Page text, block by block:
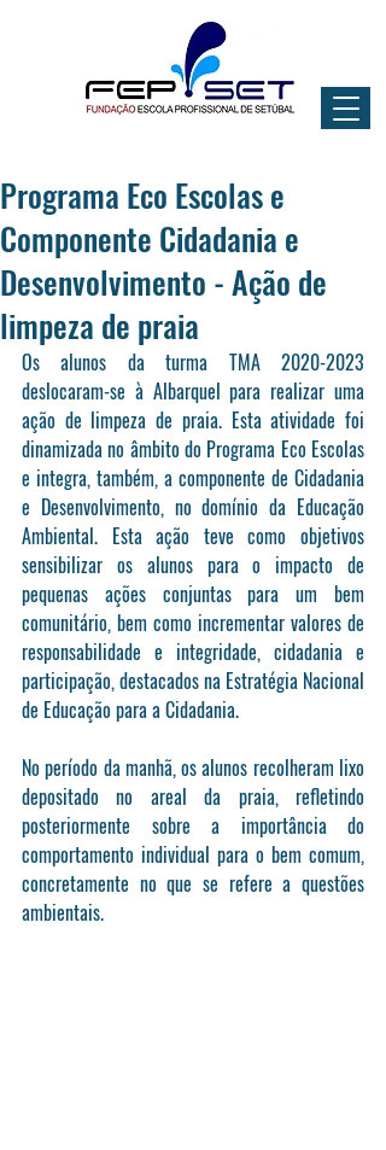
Programa Eco Escolas e
Componente Cidadania e
Desenvolvimento - Ação de
limpeza de praia
Os alunos da turma TMA 2020-2023
deslocaram-se à Albarquel para realizar uma
ação de limpeza de praia. Esta atividade foi
dinamizada no âmbito do Programa Eco Escolas
e integra, também, a componente de Cidadania
e Desenvolvimento, no domínio da Educação
Ambiental. Esta ação teve como objetivos
sensibilizar os alunos para o impacto de
pequenas ações conjuntas para um bem
comunitário, bem como incrementar valores de
responsabilidade e integridade, cidadania e
participação, destacados na Estratégia Nacional
de Educação para a Cidadania.
No período da manhã, os alunos recolheram lixo
depositado no areal da praia, refletindo
posteriormente sobre a importância do
comportamento individual para o bem comum,
concretamente no que se refere a questões
ambientais.